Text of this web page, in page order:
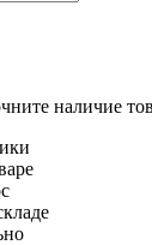
наличие